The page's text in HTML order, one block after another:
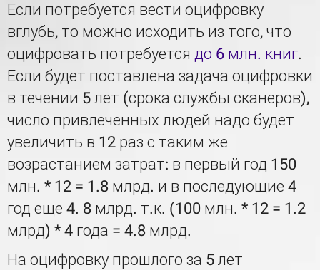
Если потребуется вести оцифровку
вглубь, то можно исходить из того, что
оцифровать потребуется до 6 млн. книг.
Если будет поставлена задача оцифровки
в течении 5 лет (срока службы сканеров),
число привлеченных людей надо будет
увеличить в 12 раз с таким же
возрастанием затрат: в первый год 150
млн. * 12 = 1.8 млрд. и в последующие 4
год еще 4. 8 млрд. т.к. (100 млн. * 12 = 1.2
млрд) * 4 года = 4.8 млрд.
На оцифровку прошлого за 5 лет